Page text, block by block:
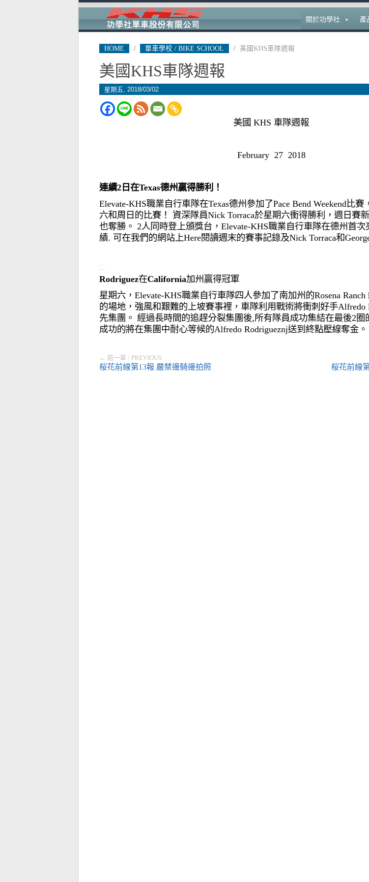
關於功學社 產
HOME / 單車學校 / BIKE SCHOOL / 美國KHS車隊週報
美國KHS車隊週報
星期五, 2018/03/02
美國 KHS 車隊週報
February 27 2018
連續2 日在Texas德州贏得勝利！
Elevate-KHS職業自行車隊在Texas德州參加了Pace Bend Weekend比賽
六和周日的比賽！ 資深隊員Nick Torraca於星期六衝得勝利，週日賽
也奪勝。 2人同時登上頒獎台， Elevate-KHS職業自行車隊在德州首次
績. 可在我們的網站上Here閱讀週末的賽事記錄及Nick Torraca和
Rodriguez在California加州贏得冠軍
星期六， Elevate-KHS職業自行車隊四人參加了南加州的Rosena Ranch
的場地，強風和艱難的上坡賽事裡，車隊利用戰術將衝刺好手Alfredo
先集團。 經過長時間的追趕分裂集團後,所有隊員成功集結在最後2 圈
成功的將在集團中耐心等候的Alfredo Rodrigueznj送到終點壓線奪金。
← 前一章 / PREVIOUS
桜花前線第13報 嚴禁邊騎邊拍照 桜花前線